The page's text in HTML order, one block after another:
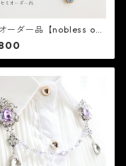
ーダー品【nobless obli
ィクトリアンビジュー
ドネックレス